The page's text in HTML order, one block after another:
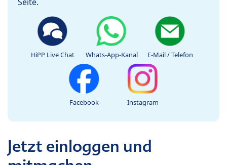
HiPP Live Chat Whats-App-Kanal E-Mail / Telefon
Facebook Instagram
Jetzt einloggen und